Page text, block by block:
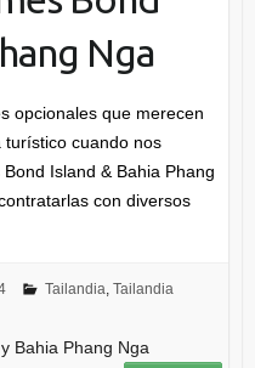
Nga
opcionales que merecen
turístico cuando nos
Island & Bahia Phang
con diversos
Tailandia Tailandia
Bahia Phang Nga